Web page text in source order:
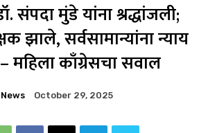
संपदा मुंडे यांना श्रद्धांजली;
झाले, सर्वसामान्यांना न्याय
महिला काँग्रेसचा सवाल
October 29, 2025